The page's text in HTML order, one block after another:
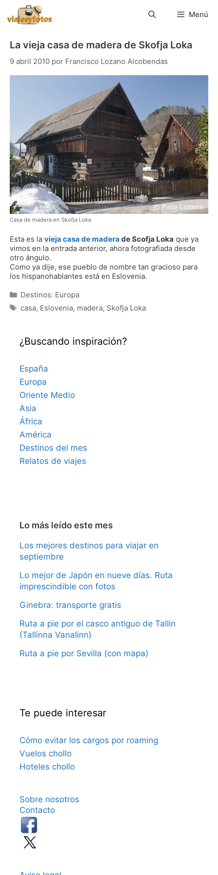
contenido
Menú
La vieja casa de madera de Skofja Loka
9 abril 2010 por Francisco Lozano Alcobendas
Casa de madera en Skofja Loka
Esta es la vieja casa de madera de Scofja Loka que ya
vimos en la entrada anterior, ahora fotografiada desde
otro ángulo.
Como ya dije, ese pueblo de nombre tan gracioso para
los hispanohablantes está en Eslovenia.
Categorías
Destinos: Europa
Etiquetas
casa, Eslovenia, madera, Skofja Loka
¿Buscando inspiración?
España
Europa
Oriente Medio
Asia
África
América
Destinos del mes
Relatos de viajes
Lo más leído este mes
Los mejores destinos para viajar en
septiembre
Lo mejor de Japón en nueve días. Ruta
imprescindible con fotos
Ginebra: transporte gratis
Ruta a pie por el casco antiguo de Tallin
(Tallinna Vanalinn)
Ruta a pie por Sevilla (con mapa)
Te puede interesar
Cómo evitar los cargos por roaming
Vuelos chollo
Hoteles chollo
Sobre nosotros
Contacto